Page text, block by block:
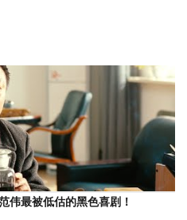
伟最被低估的黑色喜剧！